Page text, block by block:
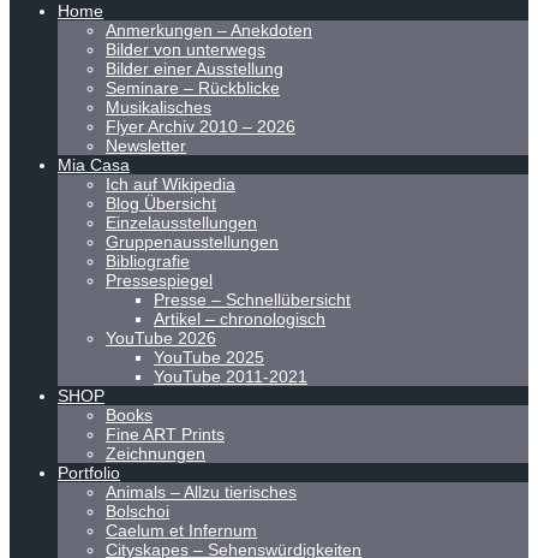
Home
Anmerkungen – Anekdoten
Bilder von unterwegs
Bilder einer Ausstellung
Seminare – Rückblicke
Musikalisches
Flyer Archiv 2010 – 2026
Newsletter
Mia Casa
Ich auf Wikipedia
Blog Übersicht
Einzelausstellungen
Gruppenausstellungen
Bibliografie
Pressespiegel
Presse – Schnellübersicht
Artikel – chronologisch
YouTube 2026
YouTube 2025
YouTube 2011-2021
SHOP
Books
Fine ART Prints
Zeichnungen
Portfolio
Animals – Allzu tierisches
Bolschoi
Caelum et Infernum
Cityskapes – Sehenswürdigkeiten